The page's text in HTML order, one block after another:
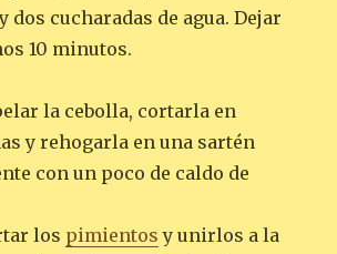
dos cucharadas de agua. Dejar
10 minutos.
la cebolla, cortarla en
y rehogarla en una sartén
con un poco de caldo de
los pimientos y unirlos a la